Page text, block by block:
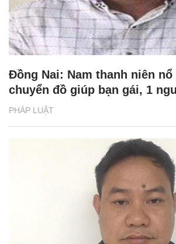
PHÁP LUẬT
Đồng Nai: Nam thanh niên
chuyển đồ giúp bạn gái, 1